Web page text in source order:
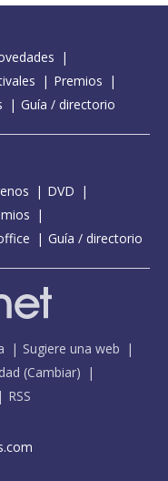
Premios
Guía / directorio
DVD
Guía / directorio
Sugiere una web
(Cambiar)
RSS